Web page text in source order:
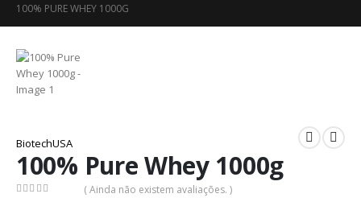
100% PURE WHEY 1000G
BiotechUSA
100% Pure Whey 1000g
( Ainda não existem avaliações. )